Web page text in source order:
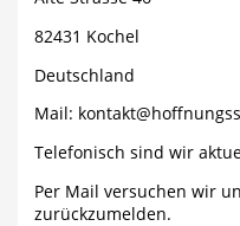
82431 Kochel
Deutschland
Mail:
Telefonisch sind wir
Per Mail versuchen wir
zurückzumelden.